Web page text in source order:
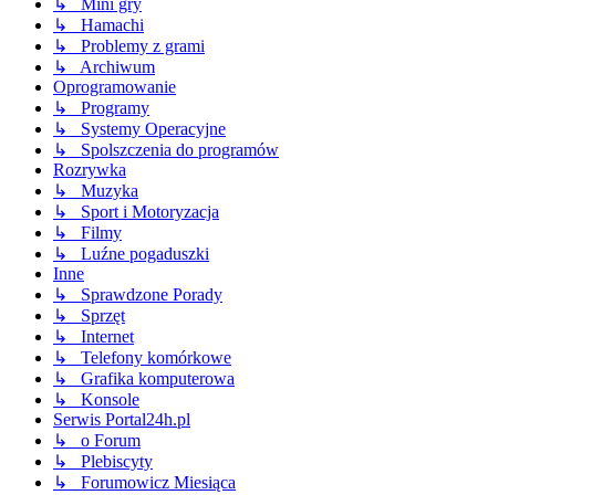
↳ Hamachi
↳ Problemy z grami
↳ Archiwum
Oprogramowanie
↳ Programy
↳ Systemy Operacyjne
↳ Spolszczenia do programów
Rozrywka
↳ Muzyka
↳ Sport i Motoryzacja
↳ Filmy
↳ Luźne pogaduszki
Inne
↳ Sprawdzone Porady
↳ Sprzęt
↳ Internet
↳ Telefony komórkowe
↳ Grafika komputerowa
↳ Konsole
Serwis Portal24h.pl
↳ o Forum
↳ Plebiscyty
↳ Forumowicz Miesiąca